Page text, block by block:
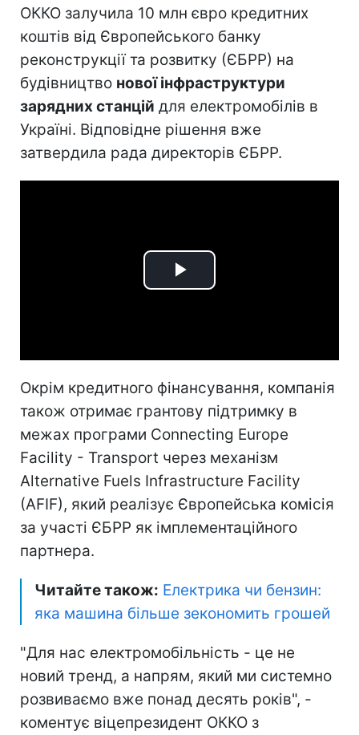
ОККО залучила 10 млн євро кредитних
коштів від Європейського банку
реконструкції та розвитку (ЄБРР) на
будівництво нової інфраструктури
зарядних станцій для електромобілів в
Україні. Відповідне рішення вже
затвердила рада директорів ЄБРР.
Play
Окрім кредитного фінансування, компанія
також отримає грантову підтримку в
межах програми Connecting Europe
Facility - Transport через механізм
Alternative Fuels Infrastructure Facility
(AFIF), який реалізує Європейська комісія
за участі ЄБРР як імплементаційного
партнера.
Читайте також: Електрика чи бензин:
яка машина більше зекономить грошей
"Для нас електромобільність - це не
новий тренд, а напрям, який ми системно
розвиваємо вже понад десять років", -
коментує віцепрезидент ОККО з